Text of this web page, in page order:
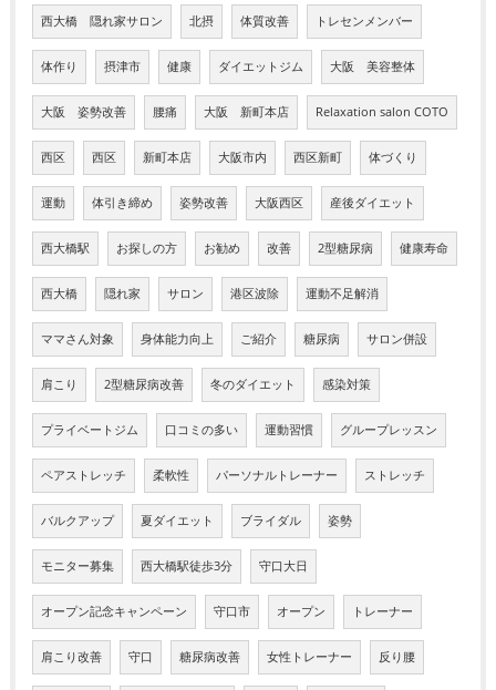
西大橋 隠れ家サロン 北摂 体質改善 トレセンメンバー
体作り 摂津市 健康 ダイエットジム 大阪 美容整体
大阪 姿勢改善 腰痛 大阪 新町本店 Relaxation salon COTO
西区 西区 新町本店 大阪市内 西区新町 体づくり
運動 体引き締め 姿勢改善 大阪西区 産後ダイエット
西大橋駅 お探しの方 お勧め 改善 2型糖尿病 健康寿命
西大橋 隠れ家 サロン 港区波除 運動不足解消
ママさん対象 身体能力向上 ご紹介 糖尿病 サロン併設
肩こり 2型糖尿病改善 冬のダイエット 感染対策
プライベートジム 口コミの多い 運動習慣 グループレッスン
ペアストレッチ 柔軟性 パーソナルトレーナー ストレッチ
バルクアップ 夏ダイエット ブライダル 姿勢
モニター募集 西大橋駅徒歩3分 守口大日
オープン記念キャンペーン 守口市 オープン トレーナー
肩こり改善 守口 糖尿病改善 女性トレーナー 反り腰